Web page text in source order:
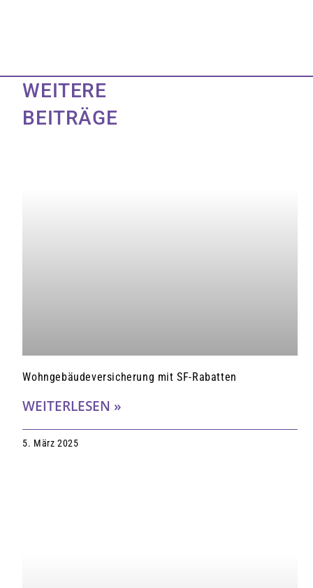
WEITERE
BEITRÄGE
Wohngebäudeversicherung mit SF-Rabatten
WEITERLESEN »
5. März 2025